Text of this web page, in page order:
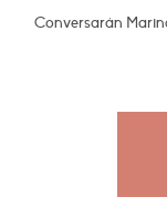
Conversarán